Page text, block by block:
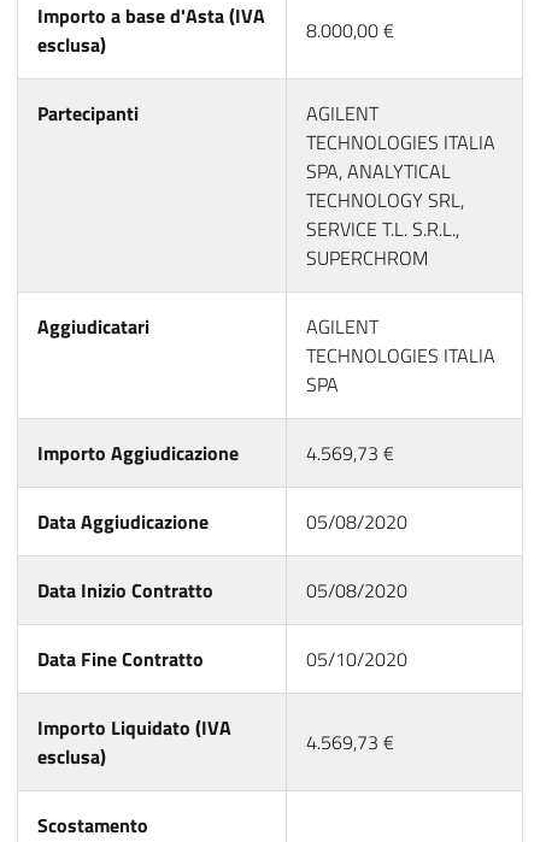
Importo a base d'Asta (IVA
esclusa)
8.000,00 €
Partecipanti
AGILENT
TECHNOLOGIES ITALIA
SPA, ANALYTICAL
TECHNOLOGY SRL,
SERVICE T.L. S.R.L.,
SUPERCHROM
Aggiudicatari
AGILENT
TECHNOLOGIES ITALIA
SPA
Importo Aggiudicazione 4.569,73 €
Data Aggiudicazione 05/08/2020
Data Inizio Contratto 05/08/2020
Data Fine Contratto 05/10/2020
Importo Liquidato (IVA
esclusa)
4.569,73 €
Scostamento